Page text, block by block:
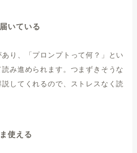
いている
り、「プロンプトって何？」とい
み進められます。つまずきそうな
してくれるので、ストレスなく読
使える